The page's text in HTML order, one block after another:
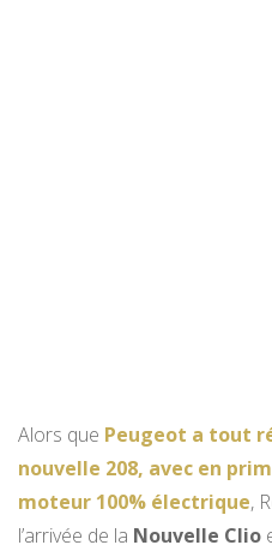
Alors que Peugeot a tout
nouvelle 208, avec en
moteur 100% électrique,
l’arrivée de la Nouvelle Clio